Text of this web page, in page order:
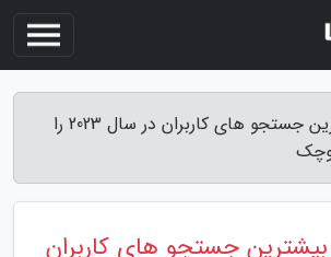
گوگل لیست بیشترین جستجو های کاربران در سال 2023 را
جستجو های کاربران